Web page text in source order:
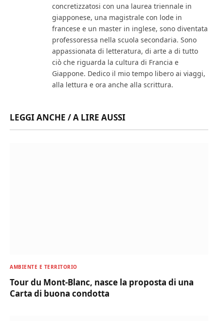
concretizzatosi con una laurea triennale in
giapponese, una magistrale con lode in
francese e un master in inglese, sono diventata
professoressa nella scuola secondaria. Sono
appassionata di letteratura, di arte a di tutto
ciò che riguarda la cultura di Francia e
Giappone. Dedico il mio tempo libero ai viaggi,
alla lettura e ora anche alla scrittura.
LEGGI ANCHE / A LIRE AUSSI
AMBIENTE E TERRITORIO
Tour du Mont-Blanc, nasce la proposta di una
Carta di buona condotta